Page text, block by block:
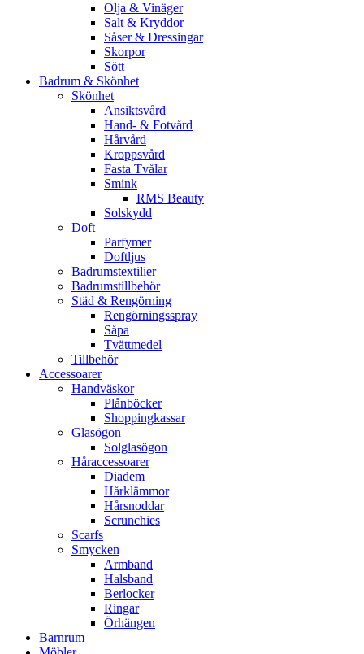
Olja & Vinäger
Salt & Kryddor
Såser & Dressingar
Skorpor
Sött
Badrum & Skönhet
Skönhet
Ansiktsvård
Hand- & Fotvård
Hårvård
Kroppsvård
Fasta Tvålar
Smink
RMS Beauty
Solskydd
Doft
Parfymer
Doftljus
Badrumstextilier
Badrumstillbehör
Städ & Rengörning
Rengörningsspray
Såpa
Tvättmedel
Tillbehör
Accessoarer
Handväskor
Plånböcker
Shoppingkassar
Glasögon
Solglasögon
Håraccessoarer
Diadem
Hårklämmor
Hårsnoddar
Scrunchies
Scarfs
Smycken
Armband
Halsband
Berlocker
Ringar
Örhängen
Barnrum